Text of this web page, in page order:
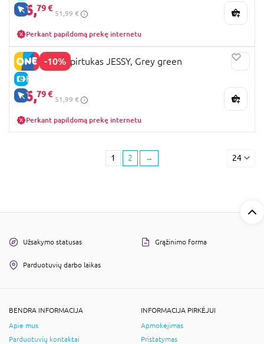
TIK INTERNETU
46,79 €
51,99 €
Perkant papildomą prekę internetu
-10%
E-KAINA
TIK INTERNETU
LIONELO paspirtukas JESSY, Grey green
46,79 €
51,99 €
Perkant papildomą prekę internetu
1 2 → 24
Užsakymo statusas Grąžinimo forma
Parduotuvių darbo laikas
BENDRA INFORMACIJA
Apie mus
Parduotuvių kontaktai
INFORMACIJA PIRKĖJUI
Apmokėjimas
Pristatymas